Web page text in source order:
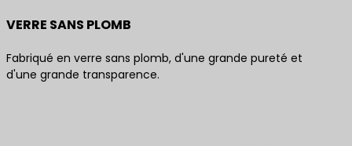
VERRE SANS PLOMB
Fabriqué en verre sans plomb, d'une grande pureté et
d'une grande transparence.